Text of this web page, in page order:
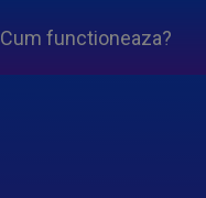
Cum functioneaza?